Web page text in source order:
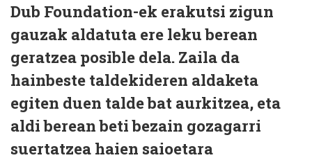
Dub Foundation-ek erakutsi zigun
gauzak aldatuta ere leku berean
geratzea posible dela. Zaila da
hainbeste taldekideren aldaketa
egiten duen talde bat aurkitzea, eta
aldi berean beti bezain gozagarri
suertatzea haien saioetara